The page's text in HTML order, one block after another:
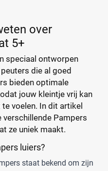
over
5+
speciaal ontworpen
die al goed
bieden optimale
jouw kleintje vrij kan
voelen. In dit artikel
verschillende Pampers
ze uniek maakt.
luiers?
staat bekend om zijn